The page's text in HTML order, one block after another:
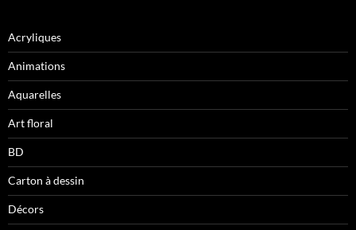
Acryliques
Animations
Aquarelles
Art floral
BD
Carton à dessin
Décors